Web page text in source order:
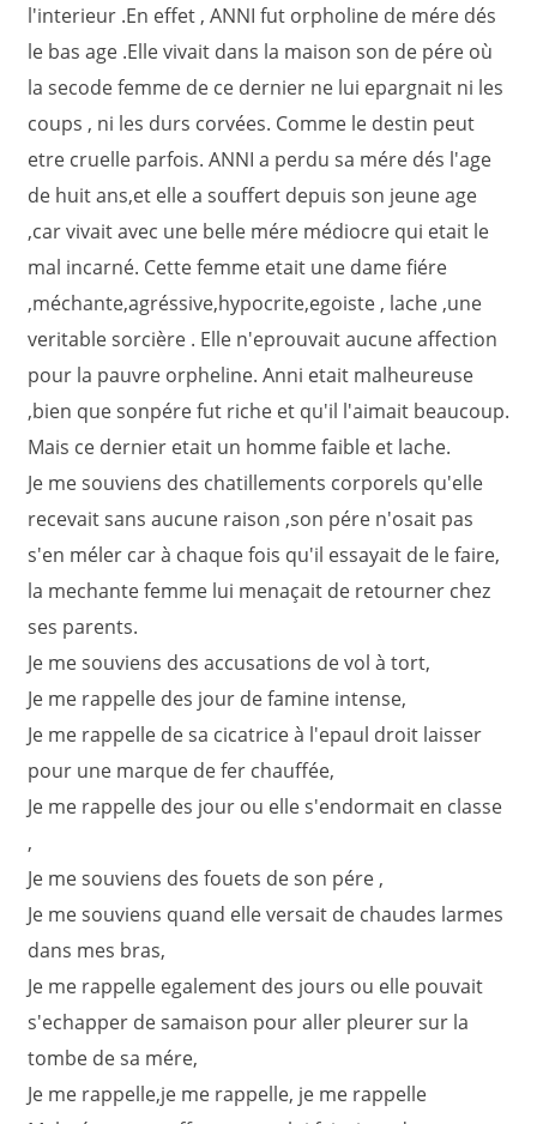
l'interieur .En effet , ANNI fut orpholine de mére dés
le bas age .Elle vivait dans la maison son de pére où
la secode femme de ce dernier ne lui epargnait ni les
coups , ni les durs corvées. Comme le destin peut
etre cruelle parfois. ANNI a perdu sa mére dés l'age
de huit ans,et elle a souffert depuis son jeune age
,car vivait avec une belle mére médiocre qui etait le
mal incarné. Cette femme etait une dame fiére
,méchante,agréssive,hypocrite,egoiste , lache ,une
veritable sorcière . Elle n'eprouvait aucune affection
pour la pauvre orpheline. Anni etait malheureuse
,bien que sonpére fut riche et qu'il l'aimait beaucoup.
Mais ce dernier etait un homme faible et lache.
Je me souviens des chatillements corporels qu'elle
recevait sans aucune raison ,son pére n'osait pas
s'en méler car à chaque fois qu'il essayait de le faire,
la mechante femme lui menaçait de retourner chez
ses parents.
Je me souviens des accusations de vol à tort,
Je me rappelle des jour de famine intense,
Je me rappelle de sa cicatrice à l'epaul droit laisser
pour une marque de fer chauffée,
Je me rappelle des jour ou elle s'endormait en classe
,
Je me souviens des fouets de son pére ,
Je me souviens quand elle versait de chaudes larmes
dans mes bras,
Je me rappelle egalement des jours ou elle pouvait
s'echapper de samaison pour aller pleurer sur la
tombe de sa mére,
Je me rappelle,je me rappelle, je me rappelle